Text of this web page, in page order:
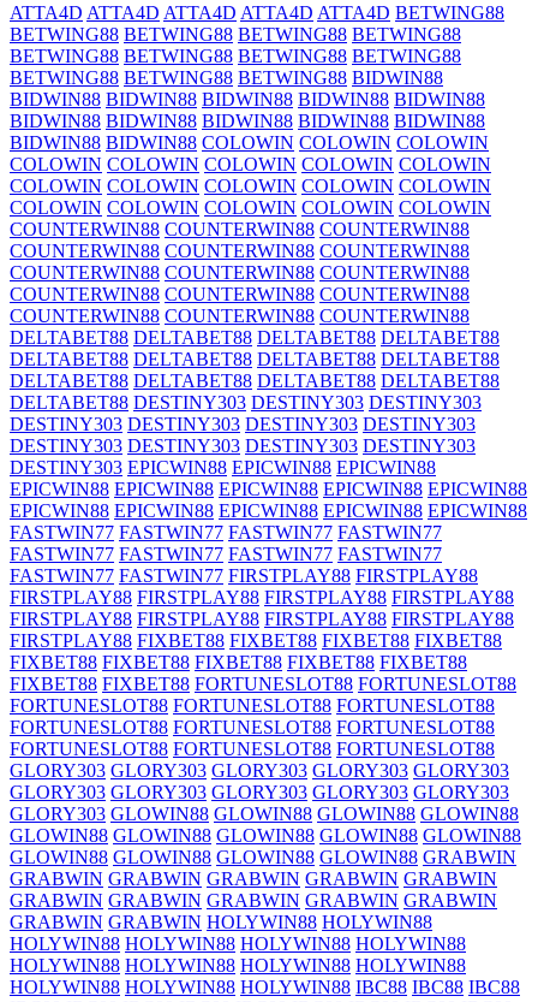
ATTA4D ATTA4D ATTA4D ATTA4D ATTA4D BETWING88
BETWING88 BETWING88 BETWING88 BETWING88
BETWING88 BETWING88 BETWING88 BETWING88
BETWING88 BETWING88 BETWING88 BIDWIN88
BIDWIN88 BIDWIN88 BIDWIN88 BIDWIN88 BIDWIN88
BIDWIN88 BIDWIN88 BIDWIN88 BIDWIN88 BIDWIN88
BIDWIN88 BIDWIN88 COLOWIN COLOWIN COLOWIN
COLOWIN COLOWIN COLOWIN COLOWIN COLOWIN
COLOWIN COLOWIN COLOWIN COLOWIN COLOWIN
COLOWIN COLOWIN COLOWIN COLOWIN COLOWIN
COUNTERWIN88 COUNTERWIN88 COUNTERWIN88
COUNTERWIN88 COUNTERWIN88 COUNTERWIN88
COUNTERWIN88 COUNTERWIN88 COUNTERWIN88
COUNTERWIN88 COUNTERWIN88 COUNTERWIN88
COUNTERWIN88 COUNTERWIN88 COUNTERWIN88
DELTABET88 DELTABET88 DELTABET88 DELTABET88
DELTABET88 DELTABET88 DELTABET88 DELTABET88
DELTABET88 DELTABET88 DELTABET88 DELTABET88
DELTABET88 DESTINY303 DESTINY303 DESTINY303
DESTINY303 DESTINY303 DESTINY303 DESTINY303
DESTINY303 DESTINY303 DESTINY303 DESTINY303
DESTINY303 EPICWIN88 EPICWIN88 EPICWIN88
EPICWIN88 EPICWIN88 EPICWIN88 EPICWIN88 EPICWIN88
EPICWIN88 EPICWIN88 EPICWIN88 EPICWIN88 EPICWIN88
FASTWIN77 FASTWIN77 FASTWIN77 FASTWIN77
FASTWIN77 FASTWIN77 FASTWIN77 FASTWIN77
FASTWIN77 FASTWIN77 FIRSTPLAY88 FIRSTPLAY88
FIRSTPLAY88 FIRSTPLAY88 FIRSTPLAY88 FIRSTPLAY88
FIRSTPLAY88 FIRSTPLAY88 FIRSTPLAY88 FIRSTPLAY88
FIRSTPLAY88 FIXBET88 FIXBET88 FIXBET88 FIXBET88
FIXBET88 FIXBET88 FIXBET88 FIXBET88 FIXBET88
FIXBET88 FIXBET88 FORTUNESLOT88 FORTUNESLOT88
FORTUNESLOT88 FORTUNESLOT88 FORTUNESLOT88
FORTUNESLOT88 FORTUNESLOT88 FORTUNESLOT88
FORTUNESLOT88 FORTUNESLOT88 FORTUNESLOT88
GLORY303 GLORY303 GLORY303 GLORY303 GLORY303
GLORY303 GLORY303 GLORY303 GLORY303 GLORY303
GLORY303 GLOWIN88 GLOWIN88 GLOWIN88 GLOWIN88
GLOWIN88 GLOWIN88 GLOWIN88 GLOWIN88 GLOWIN88
GLOWIN88 GLOWIN88 GLOWIN88 GLOWIN88 GRABWIN
GRABWIN GRABWIN GRABWIN GRABWIN GRABWIN
GRABWIN GRABWIN GRABWIN GRABWIN GRABWIN
GRABWIN GRABWIN HOLYWIN88 HOLYWIN88
HOLYWIN88 HOLYWIN88 HOLYWIN88 HOLYWIN88
HOLYWIN88 HOLYWIN88 HOLYWIN88 HOLYWIN88
HOLYWIN88 HOLYWIN88 HOLYWIN88 IBC88 IBC88 IBC88